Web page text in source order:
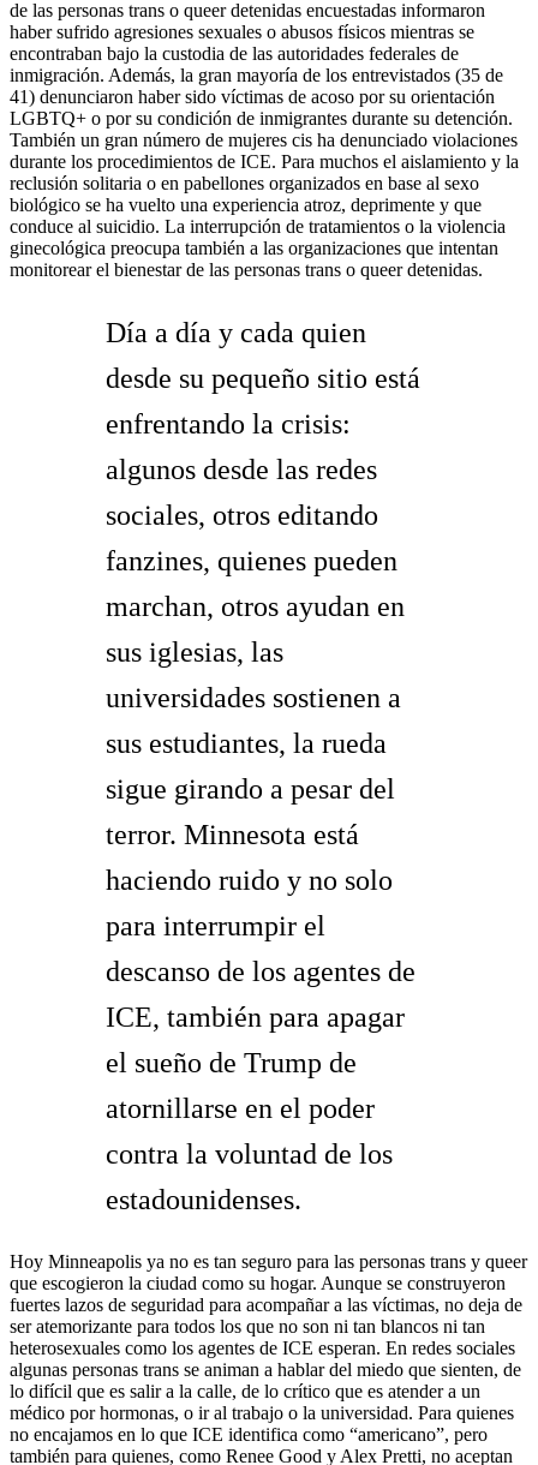
de las personas trans o queer detenidas encuestadas informaron
haber sufrido agresiones sexuales o abusos físicos mientras se
encontraban bajo la custodia de las autoridades federales de
inmigración. Además, la gran mayoría de los entrevistados (35 de
41) denunciaron haber sido víctimas de acoso por su orientación
LGBTQ+ o por su condición de inmigrantes durante su detención.
También un gran número de mujeres cis ha denunciado violaciones
durante los procedimientos de ICE. Para muchos el aislamiento y la
reclusión solitaria o en pabellones organizados en base al sexo
biológico se ha vuelto una experiencia atroz, deprimente y que
conduce al suicidio. La interrupción de tratamientos o la violencia
ginecológica preocupa también a las organizaciones que intentan
monitorear el bienestar de las personas trans o queer detenidas.
Día a día y cada quien
desde su pequeño sitio está
enfrentando la crisis:
algunos desde las redes
sociales, otros editando
fanzines, quienes pueden
marchan, otros ayudan en
sus iglesias, las
universidades sostienen a
sus estudiantes, la rueda
sigue girando a pesar del
terror. Minnesota está
haciendo ruido y no solo
para interrumpir el
descanso de los agentes de
ICE, también para apagar
el sueño de Trump de
atornillarse en el poder
contra la voluntad de los
estadounidenses.
Hoy Minneapolis ya no es tan seguro para las personas trans y queer
que escogieron la ciudad como su hogar. Aunque se construyeron
fuertes lazos de seguridad para acompañar a las víctimas, no deja de
ser atemorizante para todos los que no son ni tan blancos ni tan
heterosexuales como los agentes de ICE esperan. En redes sociales
algunas personas trans se animan a hablar del miedo que sienten, de
lo difícil que es salir a la calle, de lo crítico que es atender a un
médico por hormonas, o ir al trabajo o la universidad. Para quienes
no encajamos en lo que ICE identifica como “americano”, pero
también para quienes, como Renee Good y Alex Pretti, no aceptan